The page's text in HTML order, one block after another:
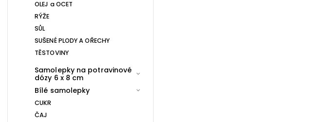
OLEJ a OCET
RÝŽE
SŮL
SUŠENÉ PLODY A OŘECHY
TĚSTOVINY
Samolepky na potravinové
dózy 6 x 8 cm
Bílé samolepky
CUKR
ČAJ